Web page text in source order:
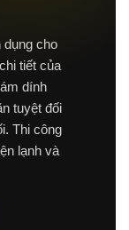
dụng cho
tiết của
dính
tuyệt đối
Thi công
lạnh và